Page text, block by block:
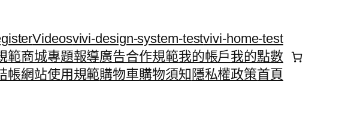
Videosvivi-design-system-testvivi-home-test
範商城專題報導廣告合作規範我的帳戶我的點數
帳網站使用規範購物車購物須知 隱私權政策首頁